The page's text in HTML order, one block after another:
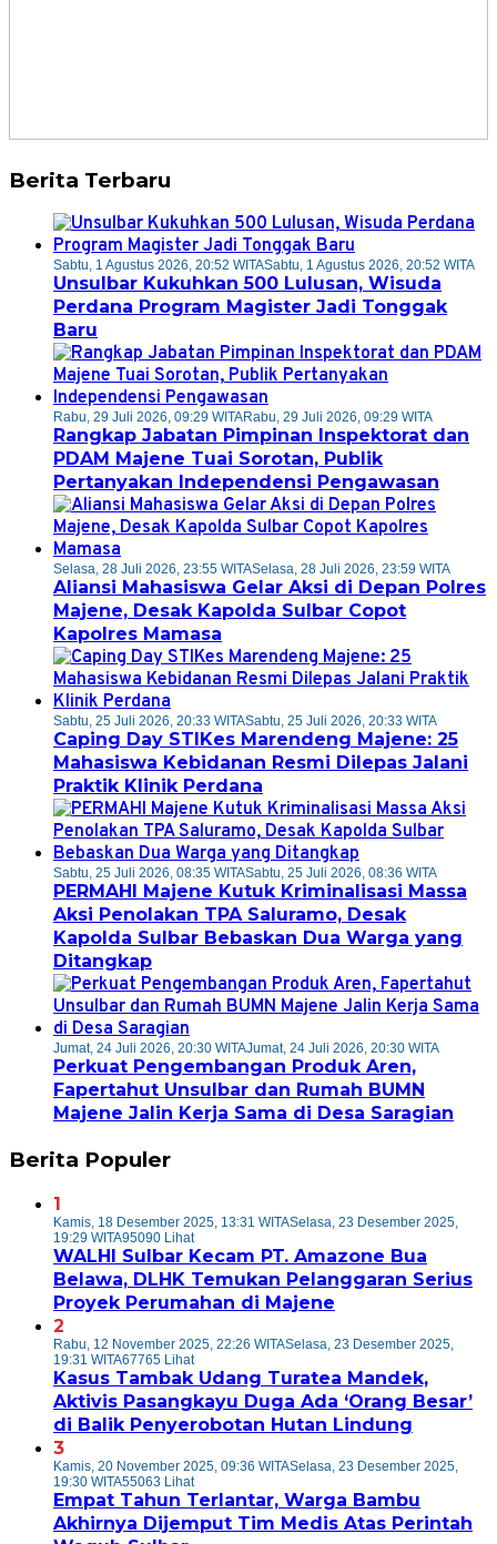
Berita Terbaru
Sabtu, 1 Agustus 2026, 20:52 WITASabtu, 1 Agustus 2026, 20:52 WITA
Unsulbar Kukuhkan 500 Lulusan, Wisuda
Perdana Program Magister Jadi Tonggak
Baru
Rabu, 29 Juli 2026, 09:29 WITARabu, 29 Juli 2026, 09:29 WITA
Rangkap Jabatan Pimpinan Inspektorat dan
PDAM Majene Tuai Sorotan, Publik
Pertanyakan Independensi Pengawasan
Selasa, 28 Juli 2026, 23:55 WITASelasa, 28 Juli 2026, 23:59 WITA
Aliansi Mahasiswa Gelar Aksi di Depan Polres
Majene, Desak Kapolda Sulbar Copot
Kapolres Mamasa
Sabtu, 25 Juli 2026, 20:33 WITASabtu, 25 Juli 2026, 20:33 WITA
Caping Day STIKes Marendeng Majene: 25
Mahasiswa Kebidanan Resmi Dilepas Jalani
Praktik Klinik Perdana
Sabtu, 25 Juli 2026, 08:35 WITASabtu, 25 Juli 2026, 08:36 WITA
PERMAHI Majene Kutuk Kriminalisasi Massa
Aksi Penolakan TPA Saluramo, Desak
Kapolda Sulbar Bebaskan Dua Warga yang
Ditangkap
Jumat, 24 Juli 2026, 20:30 WITAJumat, 24 Juli 2026, 20:30 WITA
Perkuat Pengembangan Produk Aren,
Fapertahut Unsulbar dan Rumah BUMN
Majene Jalin Kerja Sama di Desa Saragian
Berita Populer
1
Kamis, 18 Desember 2025, 13:31 WITASelasa, 23 Desember 2025,
19:29 WITA95090 Lihat
WALHI Sulbar Kecam PT. Amazone Bua
Belawa, DLHK Temukan Pelanggaran Serius
Proyek Perumahan di Majene
2
Rabu, 12 November 2025, 22:26 WITASelasa, 23 Desember 2025,
19:31 WITA67765 Lihat
Kasus Tambak Udang Turatea Mandek,
Aktivis Pasangkayu Duga Ada ‘Orang Besar’
di Balik Penyerobotan Hutan Lindung
3
Kamis, 20 November 2025, 09:36 WITASelasa, 23 Desember 2025,
19:30 WITA55063 Lihat
Empat Tahun Terlantar, Warga Bambu
Akhirnya Dijemput Tim Medis Atas Perintah